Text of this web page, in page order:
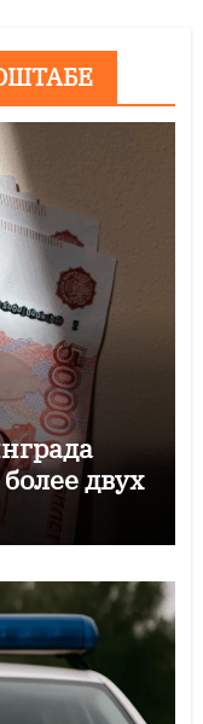
двух